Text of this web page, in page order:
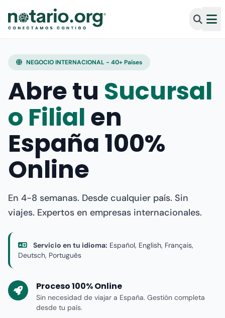
NEGOCIO INTERNACIONAL - 40+ Países
Abre tu Sucursal
o Filialen
España 100%
Online
En 4-8 semanas. Desde cualquier país. Sin
viajes. Expertos en empresas internacionales.
Servicio en tu idioma: Español, English, Français,
Deutsch, Português
Proceso 100% Online
Sin necesidad de viajar a España. Gestión completa
desde tu país.